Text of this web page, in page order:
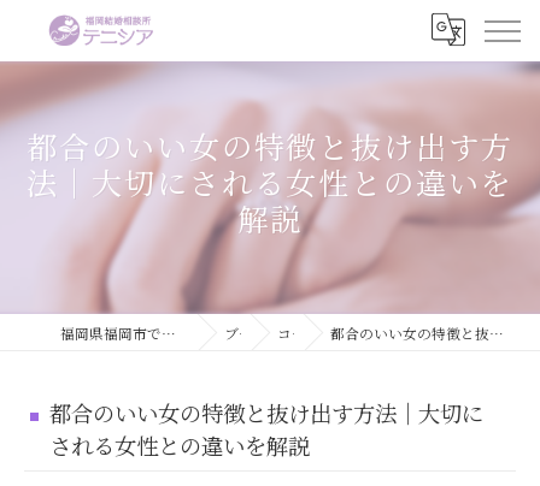
都合のいい女の特徴と抜け出す方
法｜大切にされる女性との違いを
解説
福岡県福岡市で婚活するなら結婚相談所テニシア ブログ コラム 都合のいい女の特徴と抜け出す方法｜大切にされる女性との違いを解説
都合のいい女の特徴と抜け出す方法｜大切に
される女性との違いを解説